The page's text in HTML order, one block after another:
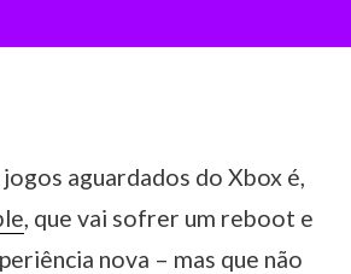
aguardados do Xbox é,
, que vai sofrer um reboot e
nova – mas que não